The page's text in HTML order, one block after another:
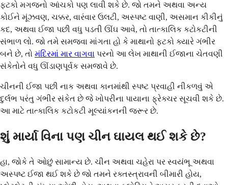
ફટકો મગજનો આંચકો પણ લાવી શકે છે. જો તમને અથવા અન્ય
કોઈને મૂંઝવણ, ચક્કર, વારંવાર ઉલટી, અસ્પષ્ટ વાણી, અસમાન કીકીનું
કદ, અથવા ઈજા પછી વધુ પડતી ઊંઘ આવે, તો તાત્કાલિક કટોકટીની
સંભાળ લો. જો તમે સમજવા માંગતા હો કે માથાનો ફટકો ક્યારે ગંભીર
બને છે, તો મંદિરમાં માર વાગવા પરનો આ લેખ માથાની ઈજાના ચેતવણી
સંકેતોને વધુ ઊંડાણપૂર્વક સમજાવે છે.
ચીનની ઈજા પછી નાક અથવા કાનમાંથી સ્પષ્ટ પ્રવાહી નીકળવું એ
દુર્લભ પરંતુ ગંભીર સંકેત છે જે ખોપરીના પાયાના ફ્રેક્ચર સૂચવી શકે છે.
આ માટે તાત્કાલિક કટોકટી મૂલ્યાંકનની જરૂર છે.
શું માર્યા વિના પણ ચીન ઘાયલ થઈ શકે છે?
હા, જોકે તે ઓછું સામાન્ય છે. ચીન અથવા ચહેરા પર સ્વયંભૂ અથવા
અસ્પષ્ટ ઈજા થઈ શકે છે જો તમને રક્તસ્ત્રાવની બીમારી હોય,